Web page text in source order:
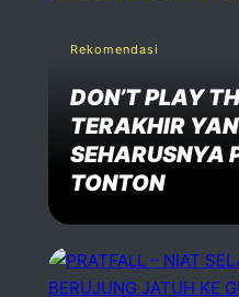
Rekomendasi
DON’T PLAY
TERAKHIR
SEHARUSNYA
TONTON